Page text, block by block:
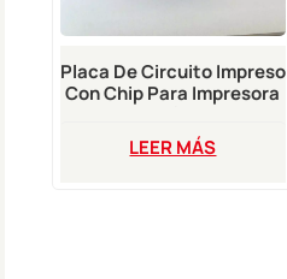
Placa De Circuito Impreso
Con Chip Para Impresora
Fastjet F540 F560
LEER MÁS